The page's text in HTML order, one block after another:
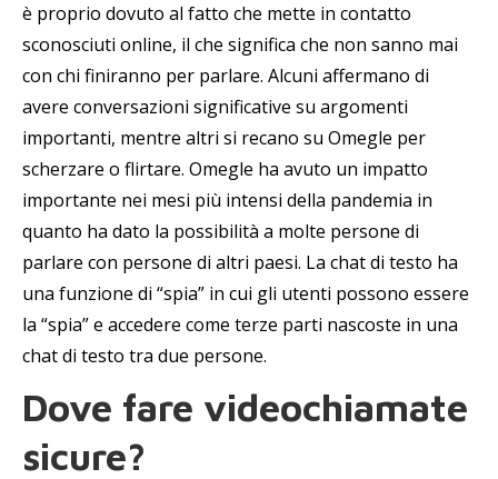
è proprio dovuto al fatto che mette in contatto
sconosciuti online, il che significa che non sanno mai
con chi finiranno per parlare. Alcuni affermano di
avere conversazioni significative su argomenti
importanti, mentre altri si recano su Omegle per
scherzare o flirtare. Omegle ha avuto un impatto
importante nei mesi più intensi della pandemia in
quanto ha dato la possibilità a molte persone di
parlare con persone di altri paesi. La chat di testo ha
una funzione di “spia” in cui gli utenti possono essere
la “spia” e accedere come terze parti nascoste in una
chat di testo tra due persone.
Dove fare videochiamate
sicure?